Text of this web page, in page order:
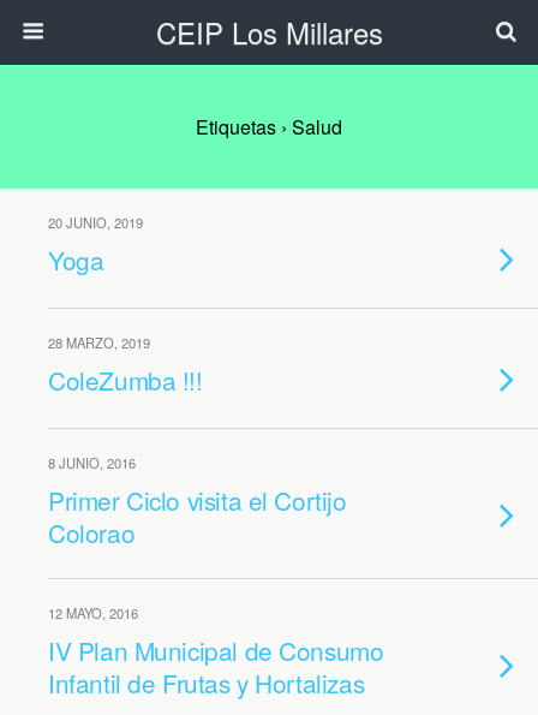
CEIP Los Millares
Etiquetas › Salud
20 JUNIO, 2019
Yoga
28 MARZO, 2019
ColeZumba !!!
8 JUNIO, 2016
Primer Ciclo visita el Cortijo
Colorao
12 MAYO, 2016
IV Plan Municipal de Consumo
Infantil de Frutas y Hortalizas